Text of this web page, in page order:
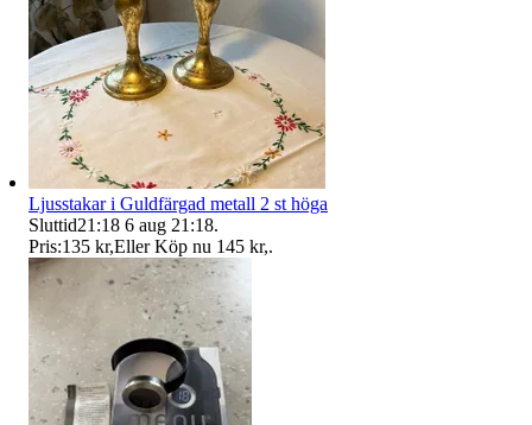
Ljusstakar i Guldfärgad metall 2 st höga
Sluttid21:18 6 aug 21:18.
Pris:135 kr,Eller Köp nu 145 kr,.